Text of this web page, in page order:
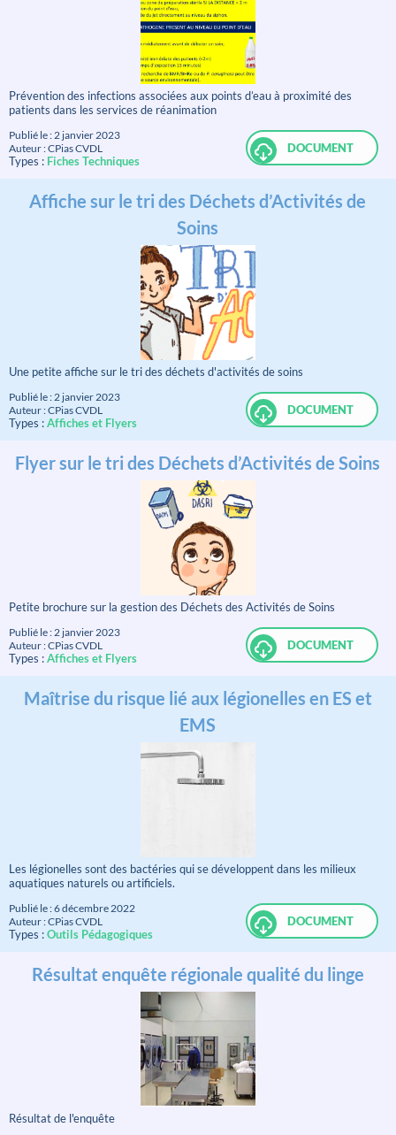
Prévention des infections associées aux points d’eau à proximité des
patients dans les services de réanimation
Publié le : 2 janvier 2023
Auteur : CPias CVDL
Types : Fiches Techniques
DOCUMENT
Affiche sur le tri des Déchets d’Activités de
Soins
Une petite affiche sur le tri des déchets d'activités de soins
Publié le : 2 janvier 2023
Auteur : CPias CVDL
Types :Affiches et Flyers
DOCUMENT
Flyer sur le tri des Déchets d’Activités de Soins
Petite brochure sur la gestion des Déchets des Activités de Soins
Publié le : 2 janvier 2023
Auteur : CPias CVDL
Types :Affiches et Flyers
DOCUMENT
Maîtrise du risque lié aux légionelles en ES et
EMS
Les légionelles sont des bactéries qui se développent dans les milieux
aquatiques naturels ou artificiels.
Publié le : 6 décembre 2022
Auteur : CPias CVDL
Types :Outils Pédagogiques
DOCUMENT
Résultat enquête régionale qualité du linge
Résultat de l'enquête